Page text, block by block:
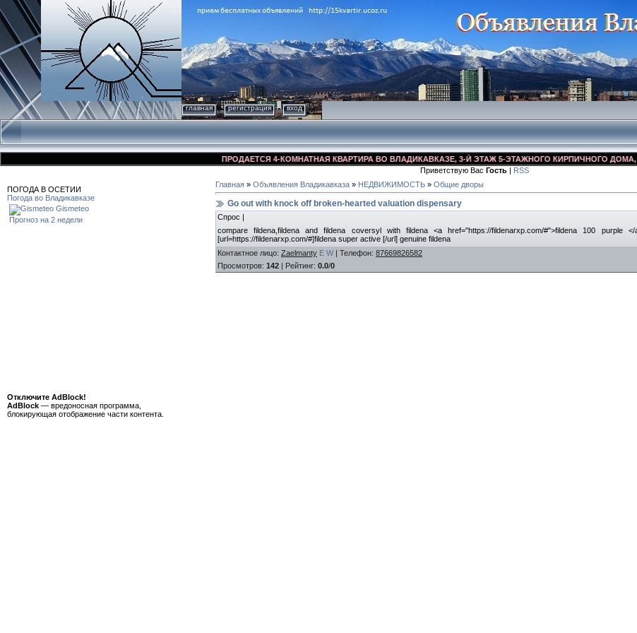
главная регистрация вход
ПРОДАЕТСЯ 4-КОМНАТНАЯ КВАРТИРА ВО ВЛАДИКАВКАЗЕ, 3-Й ЭТАЖ 5-ЭТАЖНОГО КИРПИЧНОГО ДОМА,
Приветствую Вас Гость | RSS
ПОГОДА В ОСЕТИИ
Погода во Владикавказе
Gismeteo
Прогноз на 2 недели
Отключите AdBlock!
AdBlock — вредоносная программа,
блокирующая отображение части контента.
Главная » Объявления Владикавказа » НЕДВИЖИМОСТЬ » Общие дворы
Go out with knock off broken-hearted valuation dispensary
Спрос |
compare fildena,fildena and fildena coversyl with fildena <a href="https://fildenarxp.com/#">fildena 100
[url=https://fildenarxp.com/#]fildena super active [/url] genuine fildena
Контактное лицо: Zaelmanty E W | Телефон: 87669826582
Просмотров: 142 | Рейтинг: 0.0/0